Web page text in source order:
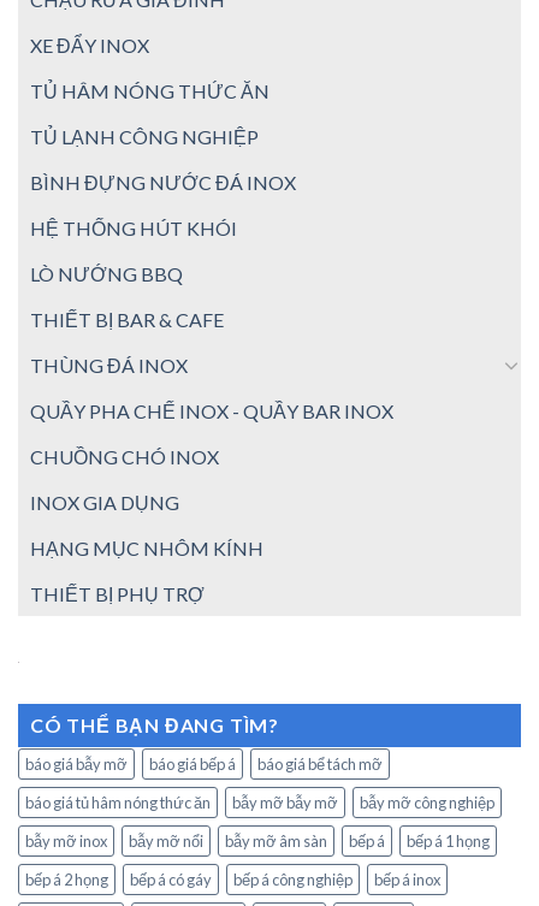
XE ĐẨY INOX
TỦ HÂM NÓNG THỨC ĂN
TỦ LẠNH CÔNG NGHIỆP
BÌNH ĐỰNG NƯỚC ĐÁ INOX
HỆ THỐNG HÚT KHÓI
LÒ NƯỚNG BBQ
THIẾT BỊ BAR & CAFE
THÙNG ĐÁ INOX
QUẦY PHA CHẾ INOX - QUẦY BAR INOX
CHUỒNG CHÓ INOX
INOX GIA DỤNG
HẠNG MỤC NHÔM KÍNH
THIẾT BỊ PHỤ TRỢ
CÓ THỂ BẠN ĐANG TÌM?
báo giá bẫy mỡ báo giá bếp á
báo giá bể tách mỡ
báo giá tủ hâm nóng thức ăn
bẫy mỡ bẫy mỡ
bẫy mỡ công nghiệp
bẫy mỡ inox
bẫy mỡ nổi bẫy mỡ âm sàn bếp á
bếp á 1 họng
bếp á 2 họng
bếp á có gáy bếp á công nghiệp
bếp á inox